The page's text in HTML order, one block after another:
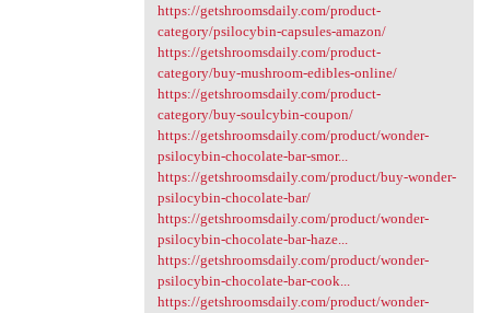
https://getshroomsdaily.com/product-
category/psilocybin-capsules-amazon/
https://getshroomsdaily.com/product-
category/buy-mushroom-edibles-online/
https://getshroomsdaily.com/product-
category/buy-soulcybin-coupon/
https://getshroomsdaily.com/product/wonder-
psilocybin-chocolate-bar-smor...
https://getshroomsdaily.com/product/buy-wonder-
psilocybin-chocolate-bar/
https://getshroomsdaily.com/product/wonder-
psilocybin-chocolate-bar-haze...
https://getshroomsdaily.com/product/wonder-
psilocybin-chocolate-bar-cook...
https://getshroomsdaily.com/product/wonder-